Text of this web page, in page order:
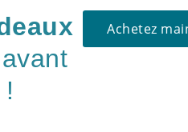
avant
Achetez